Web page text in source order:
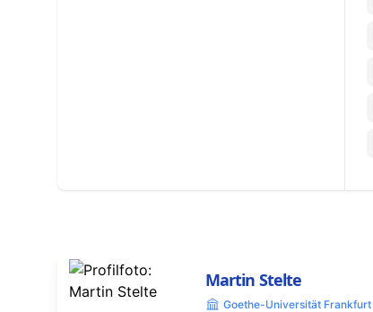
Martin Stelte
Goethe-Universität Frankfurt